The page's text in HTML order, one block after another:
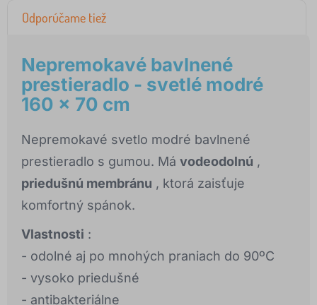
Odporúčame tiež
Nepremokavé bavlnené
prestieradlo - svetlé modré
160 x 70 cm
Nepremokavé svetlo modré bavlnené
prestieradlo s gumou. Má vodeodolnú ,
priedušnú membránu , ktorá zaisťuje
komfortný spánok.
Vlastnosti :
- odolné aj po mnohých praniach do 90ºC
- vysoko priedušné
- antibakteriálne